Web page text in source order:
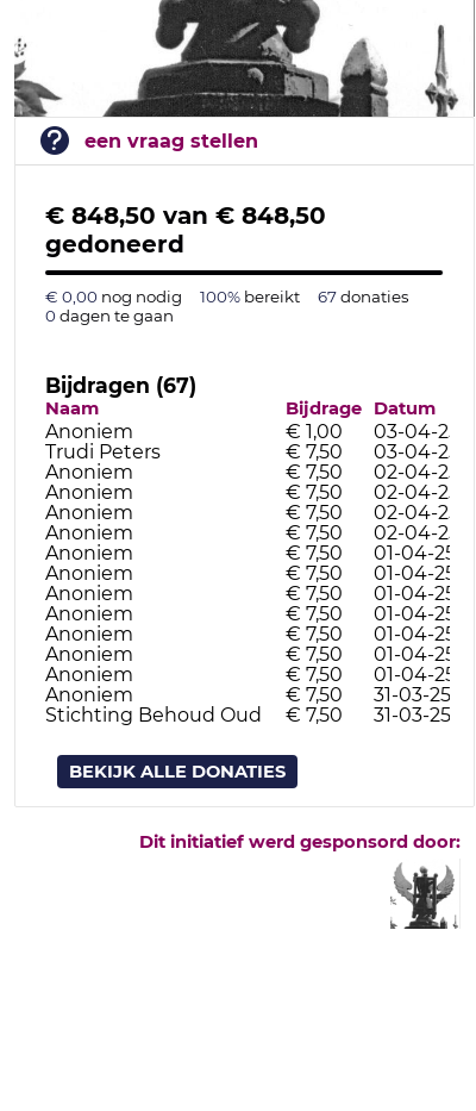
een vraag stellen
€ 848,50 van € 848,50
gedoneerd
€ 0,00 nog nodig 100% bereikt 67donaties
0dagen te gaan
Bijdragen (67)
Naam Bijdrage Datum
Anoniem € 1,00
03-04-25
Trudi Peters
€ 7,50
03-04-25
Anoniem
€ 7,50
02-04-25
Anoniem
€ 7,50
02-04-25
Anoniem
€ 7,50
02-04-25
Anoniem
€ 7,50
02-04-25
Anoniem
€ 7,50
01-04-25
Anoniem
€ 7,50
01-04-25
Anoniem
€ 7,50
01-04-25
Anoniem
€ 7,50
01-04-25
Anoniem
€ 7,50
01-04-25
Anoniem
€ 7,50
01-04-25
Anoniem
€ 7,50
01-04-25
Anoniem
€ 7,50
31-03-25
Stichting Behoud Oud
€ 7,50 31-03-25
BEKIJK ALLE DONATIES
Dit initiatief werd gesponsord door: